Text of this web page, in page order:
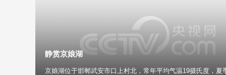
静赏京娘湖
京娘湖位于邯郸武安市口上村北，常年平均气温19摄氏度，夏